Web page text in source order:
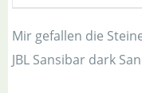
Mir gefallen die
JBL Sansibar dark